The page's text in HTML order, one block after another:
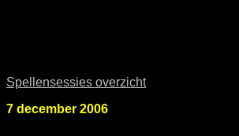
Spellensessies overzicht
7 december 2006